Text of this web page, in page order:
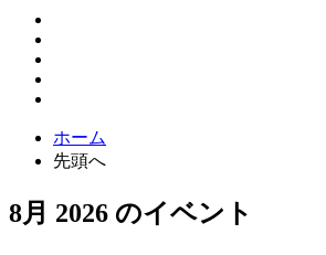
ホーム
先頭へ
8月 2026 のイベント